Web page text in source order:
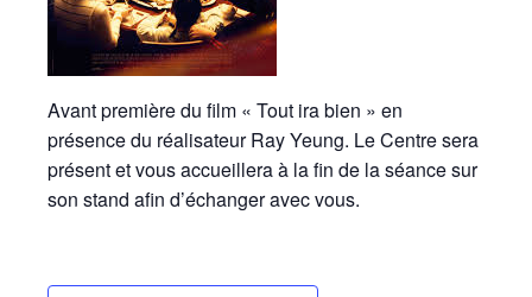
Avant première du film « Tout ira bien » en
présence du réalisateur Ray Yeung. Le Centre sera
présent et vous accueillera à la fin de la séance sur
son stand afin d’échanger avec vous.